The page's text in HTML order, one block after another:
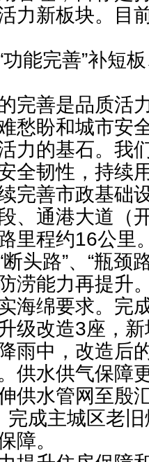
力新板块。目
功能完善”补短
完善是品质活
愁盼和城市安
力的基石。我
全韧性，持续
续完善市政基础
、通港大道（
里程约16公里
头路”、“瓶颈
涝能力再提升
海绵要求。完
级改造3座，
雨中，改造后
供水供气保障
供水管网至殷
完成主城区老
障。